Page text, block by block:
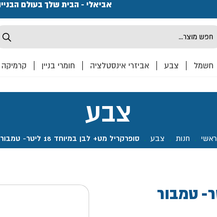
אביאלי - הבית שלך בעולם
חשמל צבע אביזרי אינסטלציה חומרי בניין קרמיקה
צבע
ראשי . חנות . צבע . סופרקריל מט+ לבן במיוחד 18 ליטר- טמבור